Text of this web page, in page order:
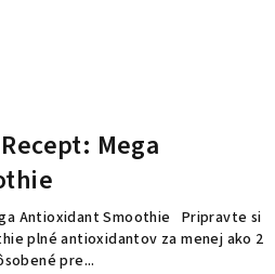
Mega
Antioxidant Smoothie Pripravte si
plné antioxidantov za menej ako 2
pre...